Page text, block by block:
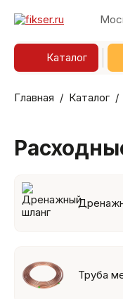
Каталог
Главная Каталог
Труба